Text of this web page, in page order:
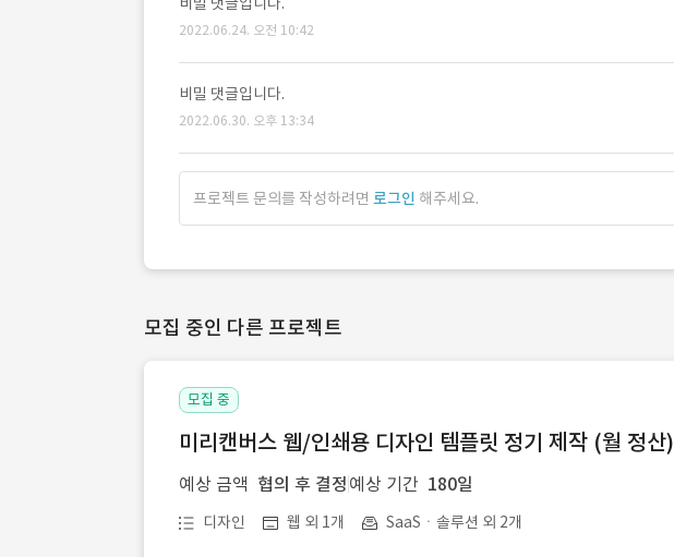
2022.06.24. 오전 10:42
비밀 댓글입니다.
2022.06.30. 오후 13:34
프로젝트 문의를 작성하려면 로그인 해주세요.
모집 중인 다른 프로젝트
모집 중
미리캔버스 웹/인쇄용 디자인 템플릿 정기 제작 (월 정산)
예상 금액 협의 후 결정 예상 기간 180일
디자인 웹 외 1개 SaaSㆍ솔루션 외 2개